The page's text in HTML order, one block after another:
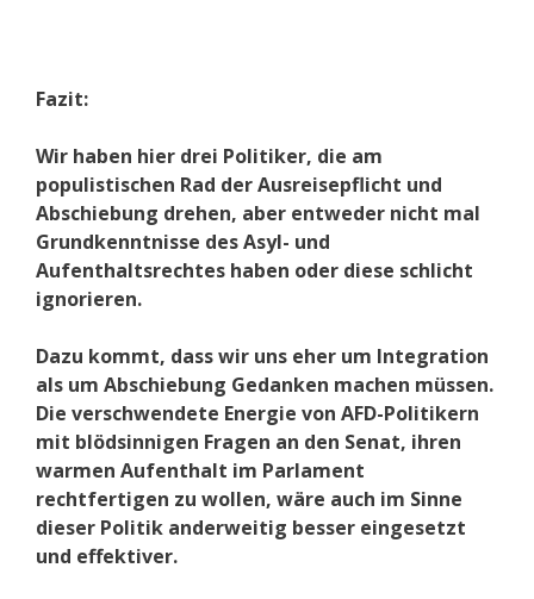
Fazit:
Wir haben hier drei Politiker, die am
populistischen Rad der Ausreisepflicht und
Abschiebung drehen, aber entweder nicht mal
Grundkenntnisse des Asyl- und
Aufenthaltsrechtes haben oder diese schlicht
ignorieren.
Dazu kommt, dass wir uns eher um Integration
als um Abschiebung Gedanken machen müssen.
Die verschwendete Energie von AFD-Politikern
mit blödsinnigen Fragen an den Senat, ihren
warmen Aufenthalt im Parlament
rechtfertigen zu wollen, wäre auch im Sinne
dieser Politik anderweitig besser eingesetzt
und effektiver.